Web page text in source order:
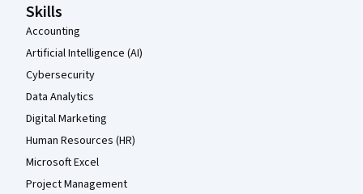
Skills
Accounting
Artificial Intelligence (AI)
Cybersecurity
Data Analytics
Digital Marketing
Human Resources (HR)
Microsoft Excel
Project Management